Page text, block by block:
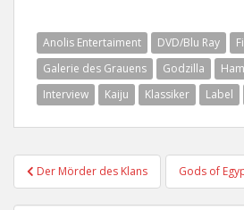
Anolis Entertaiment DVD/Blu Ray
Galerie des Grauens
Godzilla
Interview
Kaiju Klassiker Label
Beitragsnavigation
Der Mörder des Klans Gods of